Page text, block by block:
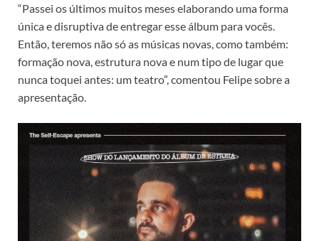
“Passei os últimos muitos meses elaborando uma forma
única e disruptiva de entregar esse álbum para vocês.
Então, teremos não só as músicas novas, como também:
formação nova, estrutura nova e num tipo de lugar que
nunca toquei antes: um teatro”, comentou Felipe sobre a
apresentação.